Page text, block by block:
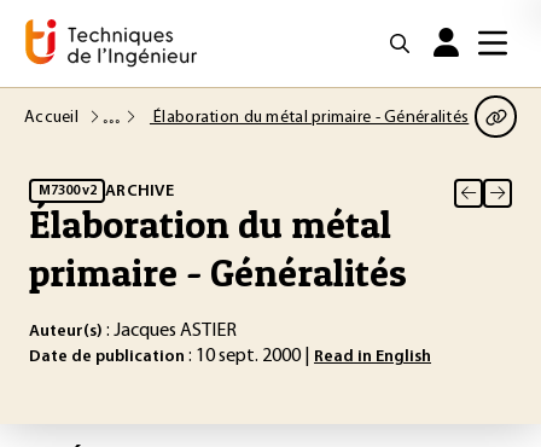
Accueil Élaboration du métal primaire - Généralités
M7300 v2 ARCHIVE
Élaboration du métal
primaire - Généralités
Auteur(s) : Jacques ASTIER
Date de publication : 10 sept. 2000 | Read in English